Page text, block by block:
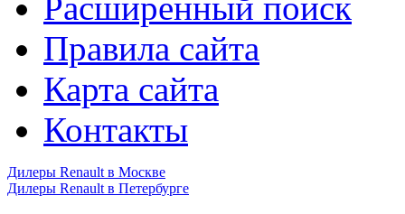
Расширенный поиск
Правила сайта
Карта сайта
Контакты
Дилеры Renault в Москве
Дилеры Renault в Петербурге